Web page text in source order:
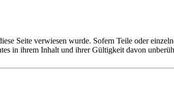
Seite verwiesen wurde. Sofern Teile oder
in ihrem Inhalt und ihrer Gültigkeit davon